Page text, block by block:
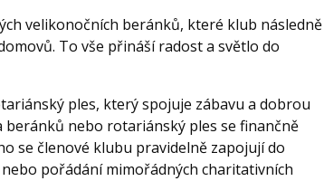
velikonočních beránků, které klub následně
To vše přináší radost a světlo do
ples, který spojuje zábavu a dobrou
beránků nebo rotariánský ples se finančně
se členové klubu pravidelně zapojují do
pořádání mimořádných charitativních